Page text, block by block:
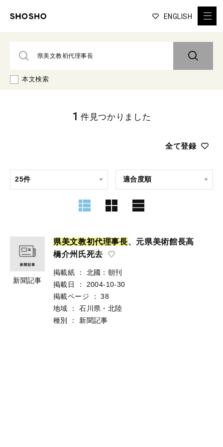
ENGLISH
本文検索
全て登録
1 件見つかりました
新聞記事
県美文教初代理事長、元県美術館長高
橋介州氏死去
掲載紙 ：
北國：朝刊
掲載日
：
2004-10-30
掲載ページ
：
38
地域
：
石川県・北陸
種別
： 新聞記事